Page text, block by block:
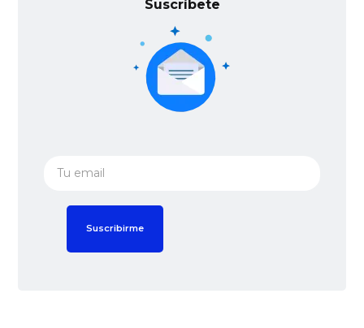
Suscríbete